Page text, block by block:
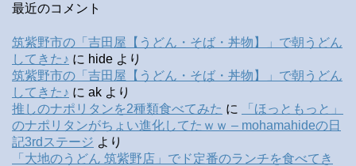
最近のコメント
筑紫野市の「吉田屋【うどん・そば・丼物】」で朝うどん
してきた♪ に hide より
筑紫野市の「吉田屋【うどん・そば・丼物】」で朝うどん
してきた♪ に ak より
推しのナポリタンを2種類食べてみた に
「ほっともっと」
のナポリタンがちょい進化してたｗｗ – mohamahideの日
記3rdステージ より
「大地のうどん 筑紫野店」でド定番のランチを食べてき